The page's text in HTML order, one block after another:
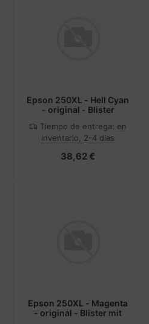
Epson 250XL - Hell Cyan
- original - Blister
Tiempo de entrega: en
inventario, 2-4 dias
38,62 €
Epson 250XL - Magenta
- original - Blister mit